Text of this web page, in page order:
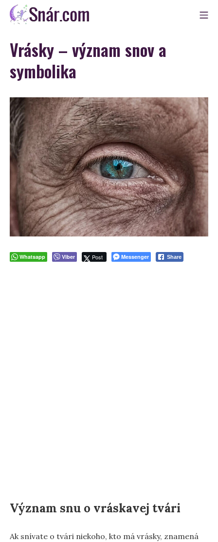
Skip
Snár
Vrásky – význam snov a
symbolika
Whatsapp Viber Post Messenger Share
Význam snu o vráskavej tvári
Ak snívate o tvári niekoho, kto má vrásky, znamená